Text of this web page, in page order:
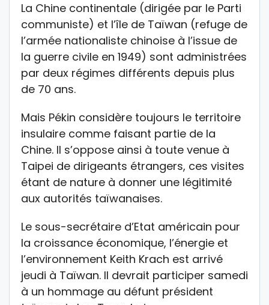
La Chine continentale (dirigée par le Parti
communiste) et l’île de Taïwan (refuge de
l’armée nationaliste chinoise à l’issue de
la guerre civile en 1949) sont administrées
par deux régimes différents depuis plus
de 70 ans.
Mais Pékin considère toujours le territoire
insulaire comme faisant partie de la
Chine. Il s’oppose ainsi à toute venue à
Taipei de dirigeants étrangers, ces visites
étant de nature à donner une légitimité
aux autorités taïwanaises.
Le sous-secrétaire d’Etat américain pour
la croissance économique, l’énergie et
l’environnement Keith Krach est arrivé
jeudi à Taïwan. Il devrait participer samedi
à un hommage au défunt président